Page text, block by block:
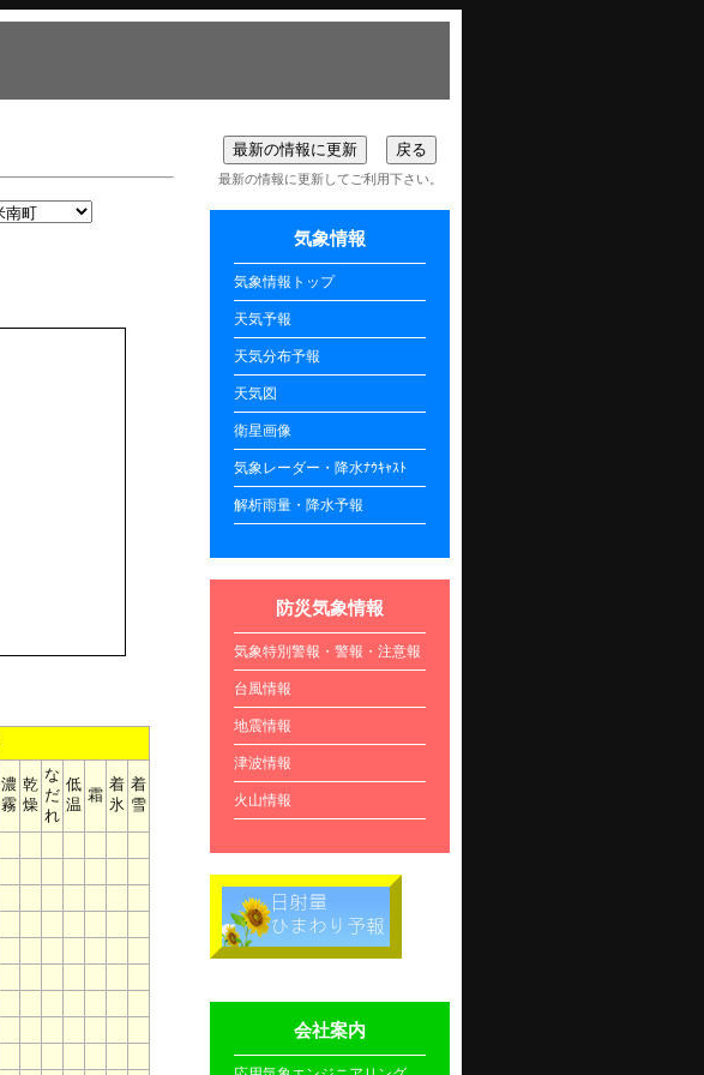
濃
霧
乾
燥
な
だ
れ
低
温
霜
着
氷
着
雪
最新の情報に更新してご利用下さい。
気象情報
気象情報トップ
天気予報
天気分布予報
天気図
衛星画像
気象レーダー・降水ﾅｳｷｬｽﾄ
解析雨量・降水予報
防災気象情報
気象特別警報・警報・注意報
台風情報
地震情報
津波情報
火山情報
会社案内